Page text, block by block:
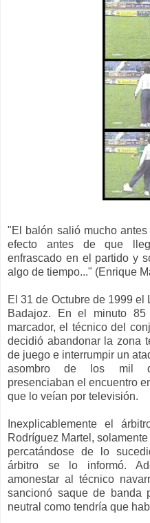
"El balón salió mucho
efecto antes de que
enfrascado en el partido y
algo de tiempo..." (Enrique
El 31 de Octubre de 1999el
Badajoz. En el minuto
marcador, el técnico del
decidió abandonar la zona
de juego e interrumpir un
asombro
de los mil
presenciaban el encuentro
que lo veían por televisión.
Inexplicablemente e
Rodríguez Martel ,
percatándose de lo
árbitro se lo informó.
amonestar a l técnico
sancionó saque de banda
neutral como tendría que